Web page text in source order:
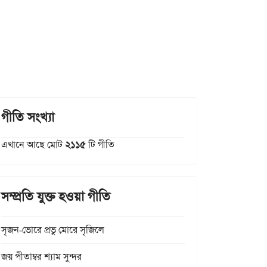
গীতি সংখ্যা
এখানে আছে মোট২১১৫টি গীতি
সম্প্রতি যুক্ত হওয়া গীতি
সৃজন-ভোরে প্রভু মোরে সৃজিলে
জয় পীতাম্বর শ্যাম সুন্দর